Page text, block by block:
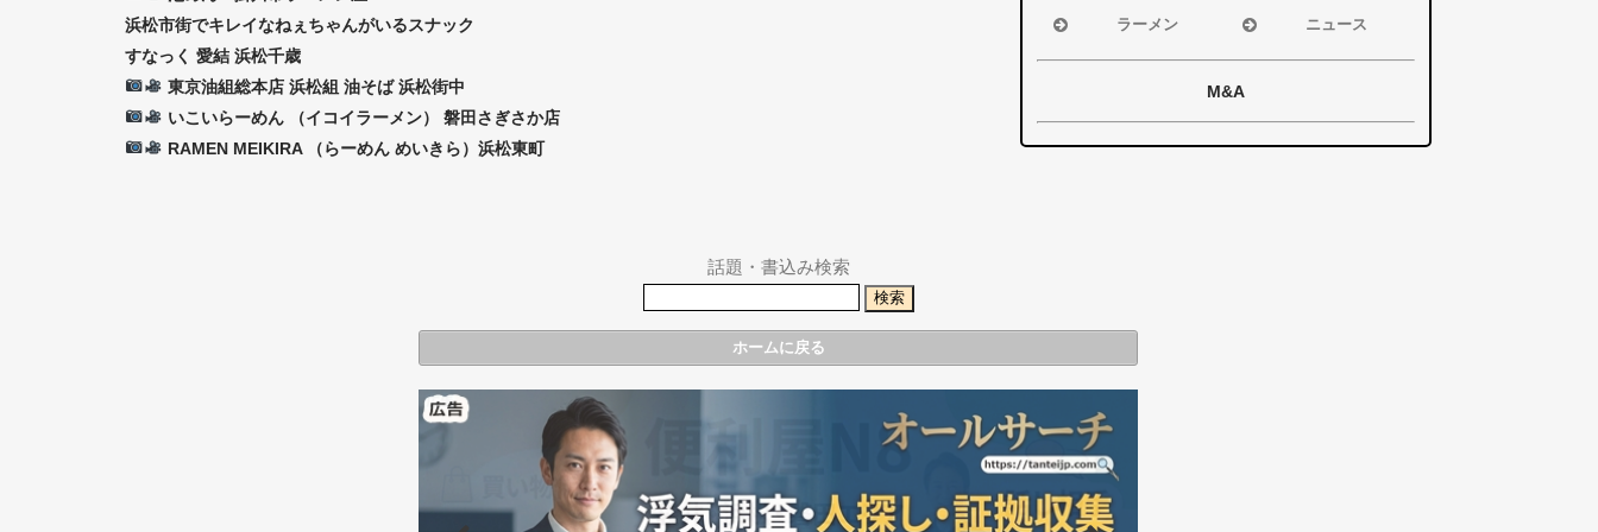
浜松市街でキレイなねぇちゃんがいるスナック
すなっく 愛結 浜松千歳
東京油組総本店 浜松組 油そば 浜松街中
いこいらーめん （イコイラーメン） 磐田さぎさか店
RAMEN MEIKIRA （らーめん めいきら）浜松東町
その他エリア
磐田市
磐田市
ラーメン
浜松市
袋井市
掛川市
ニュース
浜松市・磐田市
県警事件・事故速
報
M&A
話題・書込み検索
ホームに戻る